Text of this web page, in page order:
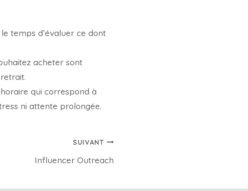
temps d’évaluer ce dont
acheter sont
qui correspond à
ni attente prolongée.
SUIVANT
Influencer Outreach